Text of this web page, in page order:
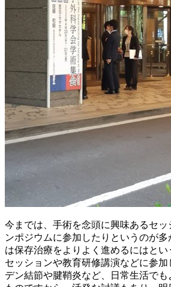
今までは、手術を念頭に興味あるセ
ンポジウムに参加したりというのが
は保存治療をよりよく進めるにはと
セッションや教育研修講演などに参
デン結節や腱鞘炎など、日常生活で